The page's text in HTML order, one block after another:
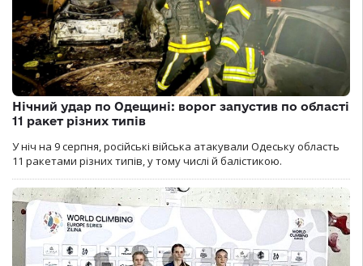
Нічний удар по Одещині: ворог запустив по області
11 ракет різних типів
У ніч на 9 серпня, російські війська атакували Одеську область
11 ракетами різних типів, у тому числі й балістикою.